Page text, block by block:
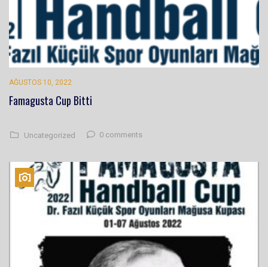
AĞUSTOS 10, 2022
Famagusta Cup Bitti
Uncategorized 0 comments